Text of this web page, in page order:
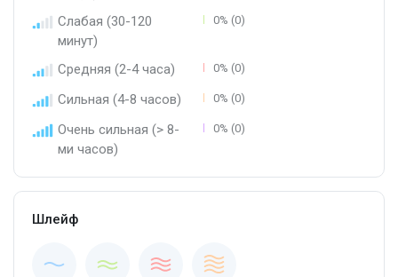
Слабая (30-120
минут)
0% (0)
Средняя (2-4 часа) 0% (0)
Сильная (4-8 часов) 0% (0)
Очень сильная (> 8-
ми часов)
0% (0)
Шлейф